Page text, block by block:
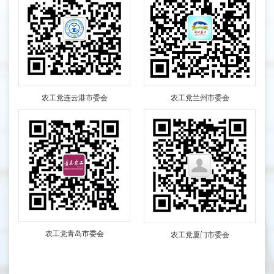
农工党连云港市委会 农工党兰州市委会
农工党青岛市委会 农工党厦门市委会